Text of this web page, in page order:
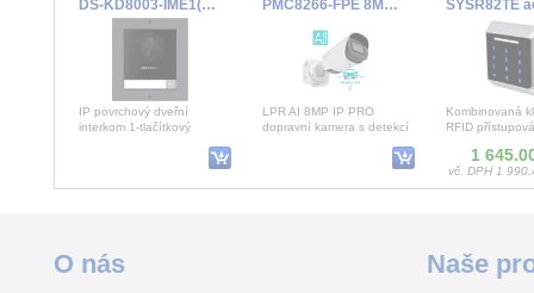
DS-KD8003-IME1(B)/Surface/Europe BV
IP povrchový dveřní
interkom 1-tlačítkový
PMC8266-FPE 8MP/30fps 3.6~10mm dopravní LPR
LPR AI 8MP IP PRO
dopravní kamera s detekcí
Kombinovaná
RFID
Wiegand 26/
1
vč. DPH 1
O nás Naše